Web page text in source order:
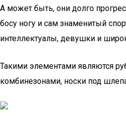
А может быть, они долго
босу ногу и сам знаменитый
интеллектуалы, девушки и
Такими элементами являются
комбинезонами, носки под